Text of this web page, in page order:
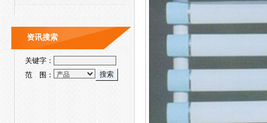
资讯搜索
关键字：
范 围：